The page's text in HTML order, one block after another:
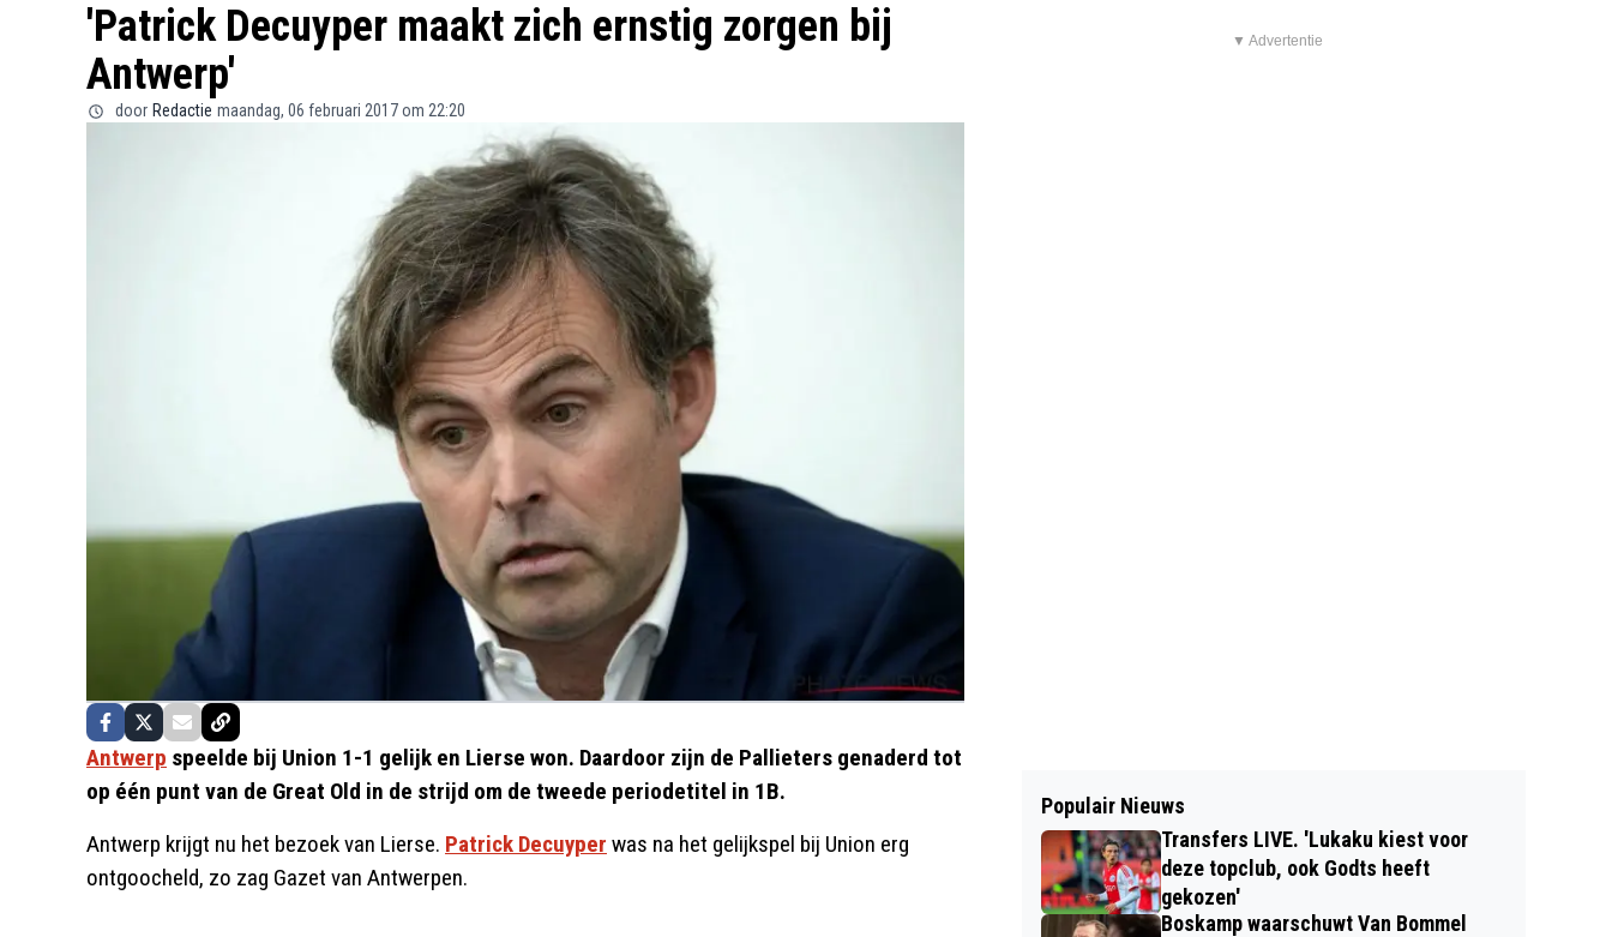
'Patrick Decuyper maakt zich ernstig zorgen bij
Antwerp'
door Redactie maandag, 06 februari 2017 om 22:20
Antwerp speelde bij Union 1-1 gelijk en Lierse won. Daardoor zijn de Pallieters genaderd tot
op één punt van de Great Old in de strijd om de tweede periodetitel in 1B.
Antwerp krijgt nu het bezoek van Lierse. Patrick Decuyper was na het gelijkspel bij Union erg
ontgoocheld, zo zag Gazet van Antwerpen.
▼ Advertentie
Populair Nieuws
Transfers LIVE. 'Lukaku kiest voor
deze topclub, ook Godts heeft
gekozen'
Boskamp waarschuwt Van Bommel